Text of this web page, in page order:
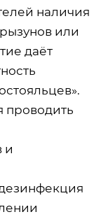
наличия
или
даёт
проводить
и